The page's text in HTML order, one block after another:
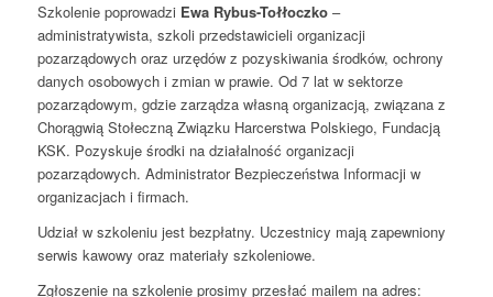
Szkolenie poprowadzi Ewa Rybus-Tołłoczko–
administratywista, szkoli przedstawicieli organizacji
pozarządowych oraz urzędów z pozyskiwania środków, ochrony
danych osobowych i zmian w prawie. Od 7 lat w sektorze
pozarządowym, gdzie zarządza własną organizacją, związana z
Chorągwią Stołeczną Związku Harcerstwa Polskiego, Fundacją
KSK. Pozyskuje środki na działalność organizacji
pozarządowych. Administrator Bezpieczeństwa Informacji w
organizacjach i firmach.
Udział w szkoleniu jest bezpłatny. Uczestnicy mają zapewniony
serwis kawowy oraz materiały szkoleniowe.
Zgłoszenie na szkolenie prosimy przesłać mailem na adres: